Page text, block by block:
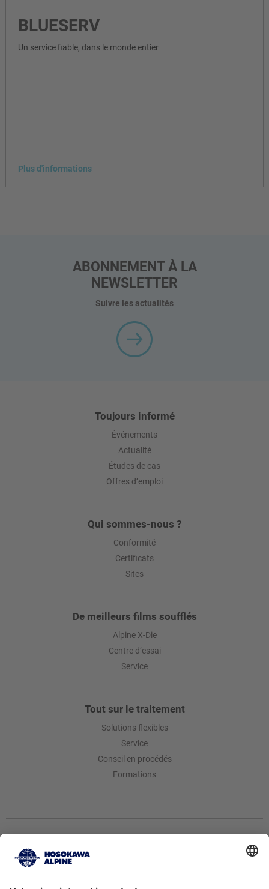
BLUESERV
Un service fiable, dans le monde entier
Plus d'informations
ABONNEMENT À LA
NEWSLETTER
Suivre les actualités
Toujours informé
Événements
Actualité
Études de cas
Offres d’emploi
Qui sommes-nous ?
Conformité
Certificats
Sites
De meilleurs films soufflés
Alpine X-Die
Centre d’essai
Service
Tout sur le traitement
Solutions flexibles
Service
Conseil en procédés
Formations
Hosokawa Alpine AG